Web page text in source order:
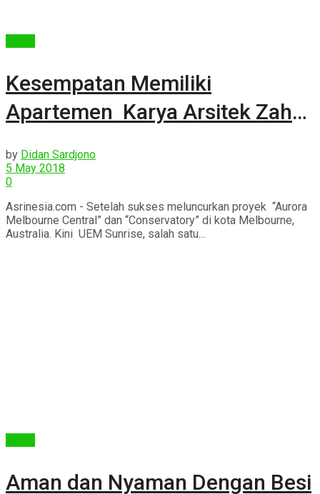
Kesempatan Memiliki
Apartemen Karya Arsitek Zaha
by Didan Sardjono
5 May 2018
0
Asrinesia.com - Setelah sukses meluncurkan proyek “Aurora
Melbourne Central” dan “Conservatory” di kota Melbourne,
Australia. Kini UEM Sunrise, salah satu...
Aman dan Nyaman Dengan Besi